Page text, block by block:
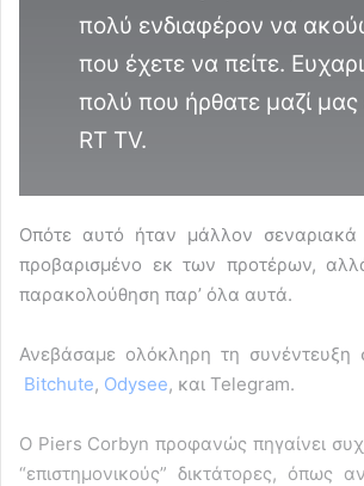
πολύ ενδιαφέρον να
που έχετε να πείτε.
πολύ που ήρθατε μαζί
RT TV.
Οπότε αυτό ήταν μάλλον σεναριακά
προβαρισμένο εκ των προτέρων,
παρακολούθηση παρ’ όλα αυτά.
Ανεβάσαμε ολόκληρη τη συνέντευξη
Bitchute, Odysee, και Telegram.
Ο Piers Corbyn προφανώς πηγαίνει
“επιστημονικούς” δικτάτορες, όπως